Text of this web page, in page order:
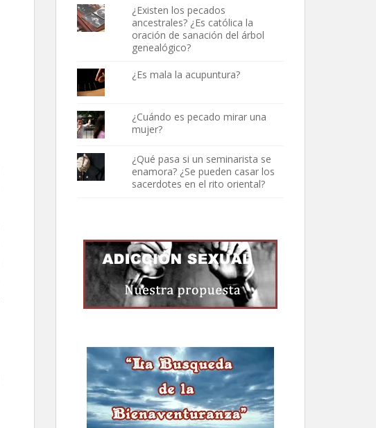
¿Existen los pecados
ancestrales? ¿Es católica la
oración de sanación del árbol
genealógico?
¿Es mala la acupuntura?
¿Cuándo es pecado mirar una
mujer?
¿Qué pasa si un seminarista se
enamora? ¿Se pueden casar los
sacerdotes en el rito oriental?